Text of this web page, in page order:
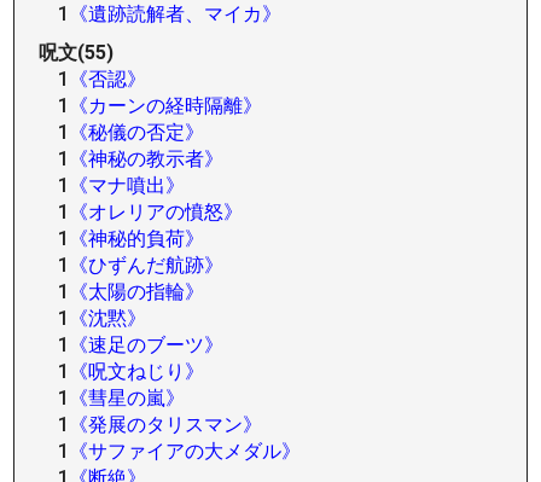
1
《遺跡読解者、マイカ》
呪文(55)
1
《否認》
1
《カーンの経時隔離》
1
《秘儀の否定》
1
《神秘の教示者》
1
《マナ噴出》
1
《オレリアの憤怒》
1
《神秘的負荷》
1
《ひずんだ航跡》
1
《太陽の指輪》
1
《沈黙》
1
《速足のブーツ》
1
《呪文ねじり》
1
《彗星の嵐》
1
《発展のタリスマン》
1
《サファイアの大メダル》